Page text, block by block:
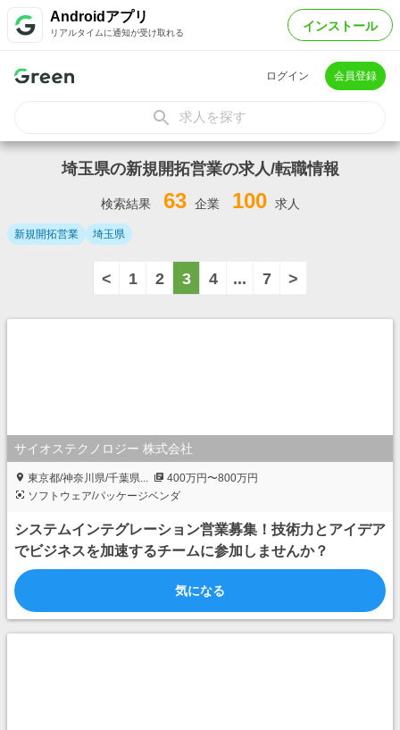
Androidアプリ
リアルタイムに通知が受け取れる インストール
ログイン 会員登録
求人を探す
埼玉県の新規開拓営業の求人/転職情報
検索結果 63 企業 100 求人
新規開拓営業 埼玉県
< 1 2 3 4 ... 7 >
サイオステクノロジー 株式会社
東京都/神奈川県/千葉県...
400万円〜800万円
ソフトウェア/パッケージベンダ
システムインテグレーション営業募集！技術力とアイデア
でビジネスを加速するチームに参加しませんか？
気になる